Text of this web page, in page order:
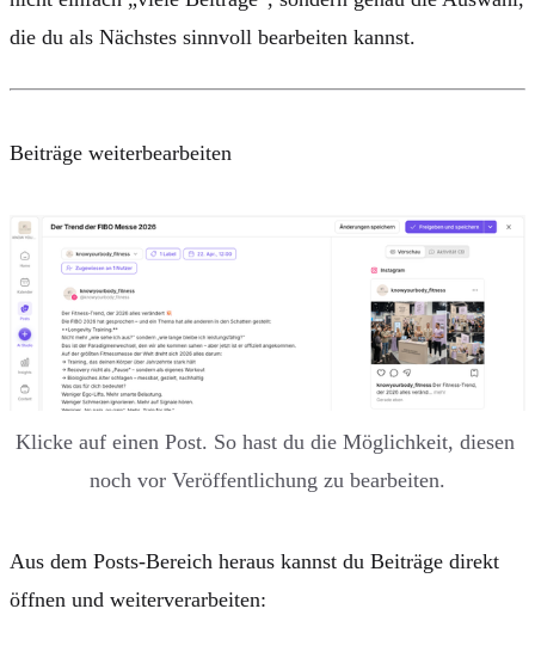
die du als Nächstes sinnvoll bearbeiten kannst.
Beiträge weiterbearbeiten
Klicke auf einen Post. So hast du die Möglichkeit, diesen
noch vor Veröffentlichung zu bearbeiten.
Aus dem Posts-Bereich heraus kannst du Beiträge direkt
öffnen und weiterverarbeiten: